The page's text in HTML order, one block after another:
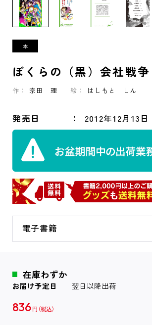
ぼくらの（黒）会社戦争
作： 宗田 理 絵： はしもと しん
発売日 2012年12月13日
電子書籍
在庫わずか
お届け予定日 翌日以降出荷
836 円